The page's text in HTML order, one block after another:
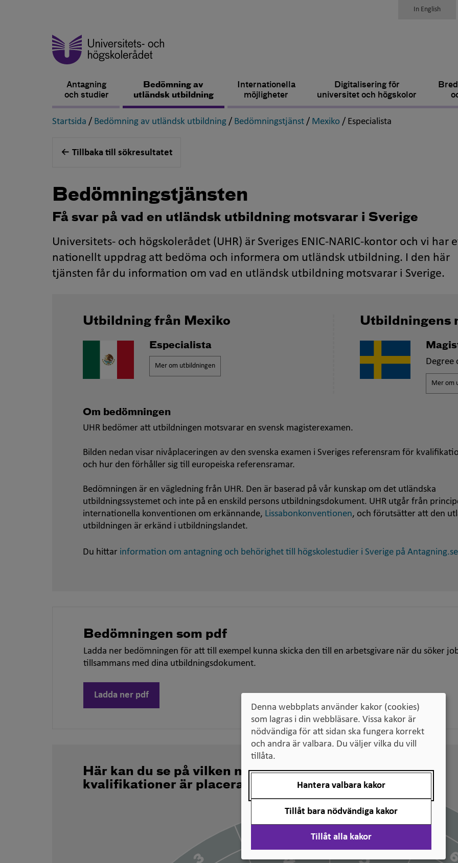
In English
Antagning
och studier
Bedömning av
utländsk utbildning
Internationella
möjligheter
Digitalisering för
universitet och högskolor
Startsida ,
/ Bedömning av utländsk utbildning ,
/ Bedömningstjänst ,
/ Mexiko ,
/ Especialista
Tillbaka till sökresultatet
Bedömningstjänsten
Få svar på vad en utländsk utbildning motsvarar i Sverige
Universitets- och högskolerådet (UHR) är Sveriges ENIC-NARIC-kontor och vi har
nationellt uppdrag att bedöma och informera om utländsk utbildning. I den här
tjänsten får du information om vad en utländsk utbildning motsvarar i Sverige.
Utbildning från Mexiko
Especialista
Mer om utbildningen
Utbildningens
Degree
Mer om
Om bedömningen
UHR bedömer att utbildningen motsvarar en svensk magisterexamen.
Bilden nedan visar nivåplaceringen av den svenska examen i Sveriges referensram för
och hur den förhåller sig till europeiska referensramar.
Bedömningen är en vägledning från UHR. Den är baserad på vår kunskap om det utländska
utbildningssystemet och inte på en enskild persons utbildningsdokument. UHR utgår från
internationella konventionen om erkännande, Lissabonkonventionen, och förutsätter att den
utbildningen är erkänd i utbildningslandet.
Du hittar information om antagning och behörighet till högskolestudier i Sverige på Antagning.se
Bedömningen som pdf
Ladda ner bedömningen för att till exempel kunna skicka den till en arbetsgivare när du söker
tillsammans med dina utbildningsdokument.
Ladda ner pdf
Här kan du se på vilken nivå svenska
kvalifikationer är placerade
Denna webbplats använder kakor (cookies)
som lagras i din webbläsare. Vissa kakor är
nödvändiga för att sidan ska fungera korrekt
och andra är valbara. Du väljer vilka du vill
tillåta.
Hantera valbara kakor
Tillåt bara nödvändiga kakor
Tillåt alla kakor